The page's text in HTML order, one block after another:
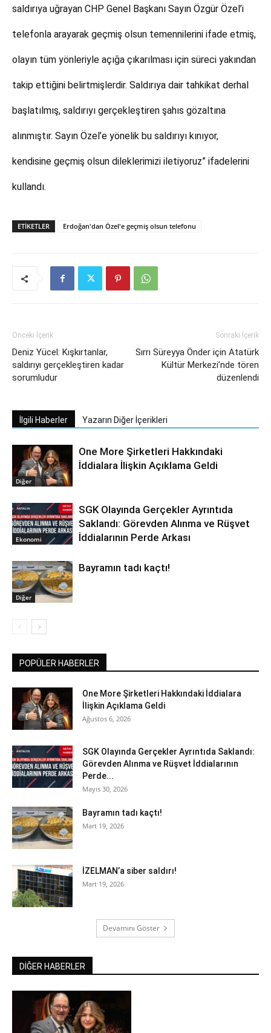
saldırıya uğrayan CHP Genel Başkanı Sayın Özgür Özel’i
telefonla arayarak geçmiş olsun temennilerini ifade etmiş,
olayın tüm yönleriyle açığa çıkarılması için süreci yakından
takip ettiğini belirtmişlerdir. Saldırıya dair tahkikat derhal
başlatılmış, saldırıyı gerçekleştiren şahıs gözaltına
alınmıştır. Sayın Özel’e yönelik bu saldırıyı kınıyor,
kendisine geçmiş olsun dileklerimizi iletiyoruz” ifadelerini
kullandı.
ETIKETLER Erdoğan'dan Özel'e geçmiş olsun telefonu
Önceki İçerik
Deniz Yücel: Kışkırtanlar,
saldırıyı gerçekleştiren kadar
sorumludur
Sonraki İçerik
Sırrı Süreyya Önder için Atatürk
Kültür Merkezi’nde tören
düzenlendi
İlgili Haberler Yazarın Diğer İçerikleri
Diğer
One More Şirketleri Hakkındaki
İddialara İlişkin Açıklama Geldi
Ekonomi
SGK Olayında Gerçekler Ayrıntıda
Saklandı: Görevden Alınma ve Rüşvet
İddialarının Perde Arkası
Diğer
Bayramın tadı kaçtı!
POPÜLER HABERLER
One More Şirketleri Hakkındaki İddialara
İlişkin Açıklama Geldi
Ağustos 6, 2026
SGK Olayında Gerçekler Ayrıntıda Saklandı:
Görevden Alınma ve Rüşvet İddialarının
Perde...
Mayıs 30, 2026
Bayramın tadı kaçtı!
Mart 19, 2026
İZELMAN’a siber saldırı!
Mart 19, 2026
Devamını Göster
DİĞER HABERLER